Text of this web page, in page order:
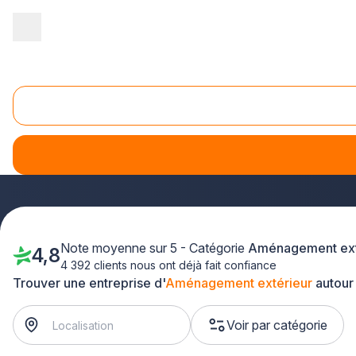
Aménagement extérieur Pays-de-la-Loire
Vous envisagez de transformer votre jardin ou votre
l'aménagement extérieur qualifiés et de confiance
extérieurs, notre réseau d'experts intervient rapidement
Trouver une entreprise d'Aménagement extérieur
Voir par catégorie
4,8Note moyenne sur 5 - Catégorie Aménagement
4 392 clients nous ont déjà fait confiance